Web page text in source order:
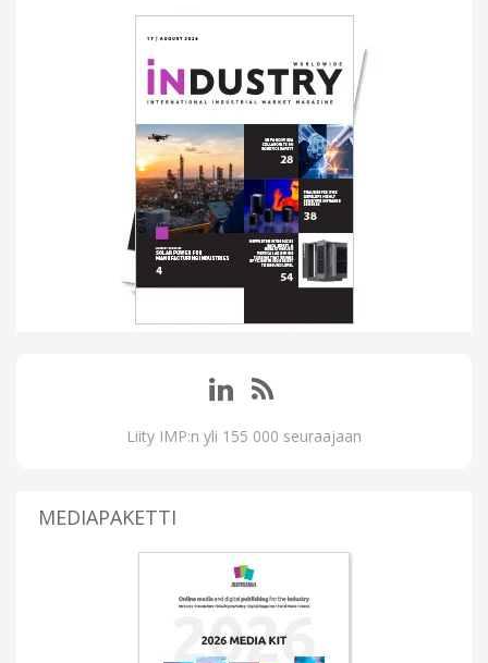
Liity IMP:n yli 155 000 seuraajaan
MEDIAPAKETTI